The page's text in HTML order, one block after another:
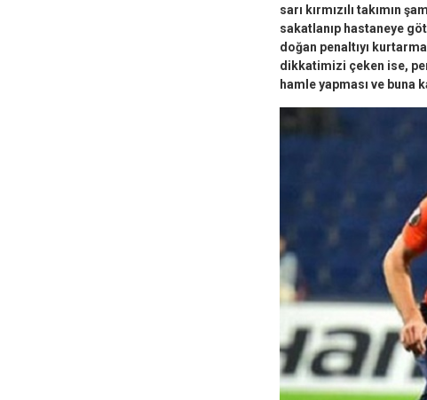
sarı kırmızılı takımın
sakatlanıp hastaneye
doğan penaltıyı
dikkatimizi çeken ise,
hamle yapması ve buna